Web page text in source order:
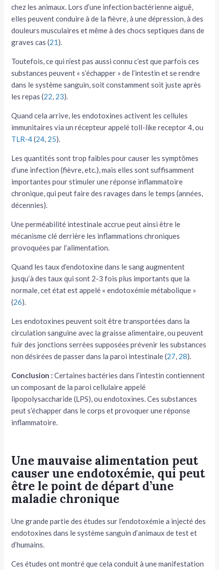
chez les animaux. Lors d’une infection bactérienne aiguë,
elles peuvent conduire à de la fièvre, à une dépression, à des
douleurs musculaires et même à des chocs septiques dans de
graves cas (21).
Toutefois, ce qui n’est pas aussi connu c’est que parfois ces
substances peuvent « s’échapper » de l’intestin et se rendre
dans le système sanguin, soit constamment soit juste après
les repas (22, 23).
Quand cela arrive, les endotoxines activent les cellules
immunitaires via un récepteur appelé toll-like receptor 4, ou
TLR-4(24, 25).
Les quantités sont trop faibles pour causer les symptômes
d’une infection (fièvre, etc.), mais elles sont suffisamment
importantes pour stimuler une réponse inflammatoire
chronique, qui peut faire des ravages dans le temps (années,
décennies).
Une perméabilité intestinale accrue peut ainsi être le
mécanisme clé derrière les inflammations chroniques
provoquées par l’alimentation.
Quand les taux d’endotoxine dans le sang augmentent
jusqu’à des taux qui sont 2-3 fois plus importants que la
normale, cet état est appelé « endotoxémie métabolique »
(26).
Les endotoxines peuvent soit être transportées dans la
circulation sanguine avec la graisse alimentaire, ou peuvent
fuir des jonctions serrées supposées prévenir les substances
non désirées de passer dans la paroi intestinale (27, 28).
Conclusion : Certaines bactéries dans l’intestin contiennent
un composant de la paroi cellulaire appelé
lipopolysaccharide (LPS), ou endotoxines. Ces substances
peut s’échapper dans le corps et provoquer une réponse
inflammatoire.
Une mauvaise alimentation peut
causer une endotoxémie, qui peut
être le point de départ d’une
maladie chronique
Une grande partie des études sur l’endotoxémie a injecté des
endotoxines dans le système sanguin d’animaux de test et
d’humains.
Ces études ont montré que cela conduit à une manifestation